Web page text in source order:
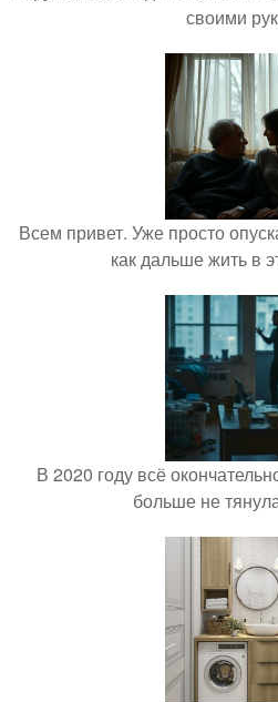
своими
Всем привет. Уже просто
как дальше жить в
В 2020 году всё
больше не